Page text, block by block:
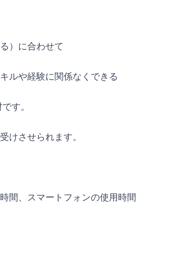
）に合わせて
ルや経験に関係なくできる
す。
けさせられます。
間、スマートフォンの使用時間